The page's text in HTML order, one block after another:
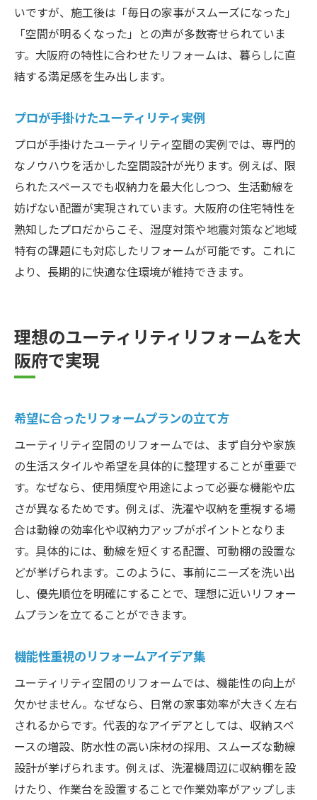
いですが、施工後は「毎日の家事がスムーズになった」
「空間が明るくなった」との声が多数寄せられていま
す。大阪府の特性に合わせたリフォームは、暮らしに直
結する満足感を生み出します。
プロが手掛けたユーティリティ実例
プロが手掛けたユーティリティ空間の実例では、専門的
なノウハウを活かした空間設計が光ります。例えば、限
られたスペースでも収納力を最大化しつつ、生活動線を
妨げない配置が実現されています。大阪府の住宅特性を
熟知したプロだからこそ、湿度対策や地震対策など地域
特有の課題にも対応したリフォームが可能です。これに
より、長期的に快適な住環境が維持できます。
理想のユーティリティリフォームを大
阪府で実現
希望に合ったリフォームプランの立て方
ユーティリティ空間のリフォームでは、まず自分や家族
の生活スタイルや希望を具体的に整理することが重要で
す。なぜなら、使用頻度や用途によって必要な機能や広
さが異なるためです。例えば、洗濯や収納を重視する場
合は動線の効率化や収納力アップがポイントとなりま
す。具体的には、動線を短くする配置、可動棚の設置な
どが挙げられます。このように、事前にニーズを洗い出
し、優先順位を明確にすることで、理想に近いリフォー
ムプランを立てることができます。
機能性重視のリフォームアイデア集
ユーティリティ空間のリフォームでは、機能性の向上が
欠かせません。なぜなら、日常の家事効率が大きく左右
されるからです。代表的なアイデアとしては、収納スペ
ースの増設、防水性の高い床材の採用、スムーズな動線
設計が挙げられます。例えば、洗濯機周辺に収納棚を設
けたり、作業台を設置することで作業効率がアップしま